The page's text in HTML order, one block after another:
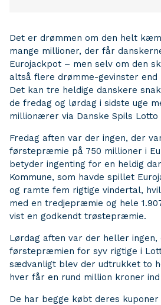
Det er drømmen om den helt
mange millioner, der får
Eurojackpot – men selv om den
altså flere drømme-gevinster
Det kan tre heldige danskere
de fredag og lørdag i sidste uge
millionærer via Danske Spils Lotto
Fredag aften var der ingen, der
førstepræmie på 750 millioner i
betyder ingenting for en heldig
Kommune, som havde spillet
og ramte fem rigtige vindertal,
med en tredjepræmie og hele
vist en godkendt trøstepræmie.
Lørdag aften var der heller ingen,
førstepræmien for syv rigtige i
sædvanligt blev der udtrukket to
hver får en rund million kroner
De har begge købt deres kuponer